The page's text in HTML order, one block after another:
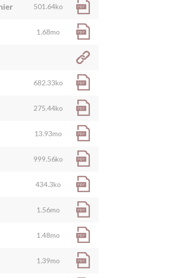
501.64ko
1.68mo
682.33ko
275.44ko
13.93mo
999.56ko
434.3ko
1.56mo
1.48mo
1.39mo